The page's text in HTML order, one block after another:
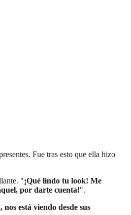
Fue tras esto que ella hizo
"¡Qué lindo tu look! Me
por darte cuenta!".
está viendo desde sus